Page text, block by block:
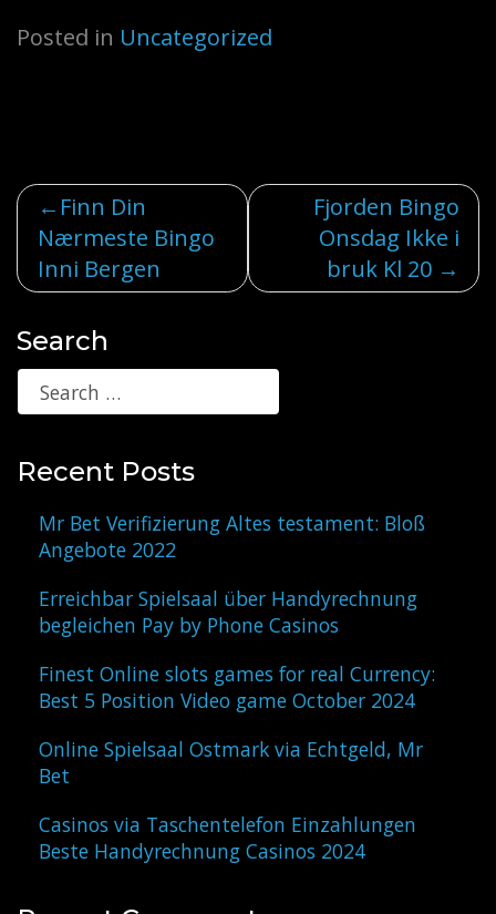
Posted in Uncategorized
Post
navigation
Finn Din
Nærmeste Bingo
Inni Bergen
Fjorden Bingo
Onsdag Ikke i
bruk Kl 20
Search
Recent Posts
Mr Bet Verifizierung Altes testament: Bloß
Angebote 2022
Erreichbar Spielsaal über Handyrechnung
begleichen Pay by Phone Casinos
Finest Online slots games for real Currency:
Best 5 Position Video game October 2024
Online Spielsaal Ostmark via Echtgeld, Mr
Bet
Casinos via Taschentelefon Einzahlungen
Beste Handyrechnung Casinos 2024